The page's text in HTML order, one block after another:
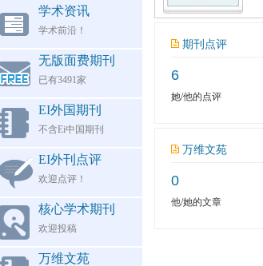
学术资讯
学术前沿！
无版面费期刊
已有3491家
EI外国期刊
不含Ei中国期刊
EI外刊点评
欢迎点评！
核心学术期刊
欢迎投稿
万维文苑
期刊点评
6
她/他的点评
万维文苑
0
他/她的文章